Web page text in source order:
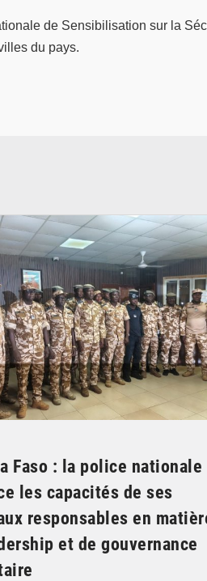
de Sensibilisation sur la
du pays.
Faso : la police nationale
les capacités de ses
responsables en
et de gouvernance